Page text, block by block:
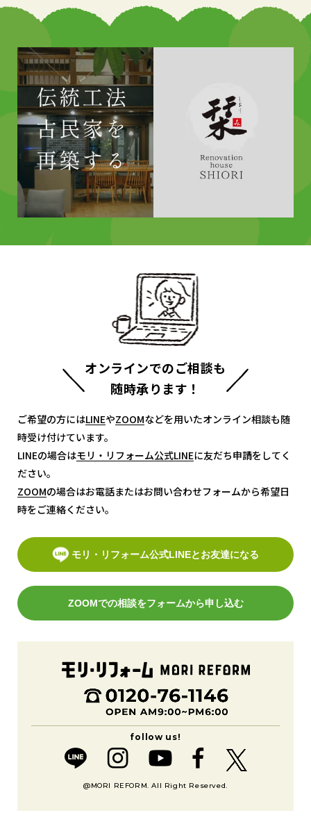
オンラインでのご相談も
随時承ります！
ご希望の方にはLINE
LINEやZOOM
ZOOMなどを用いたオンライン相談も随
時受け付けています。
LINEの場合はモリ・リフォーム公式LINE
モリ・リフォーム公式LINEに友だち申請をしてく
ださい。
ZOOM
ZOOMの場合はお電話またはお問い合わせフォームから希望日
時をご連絡ください。
モリ・リフォーム公式LINEとお友達になる
ZOOMでの相談をフォームから申し込む
@MORI REFORM. All Right Reserved.